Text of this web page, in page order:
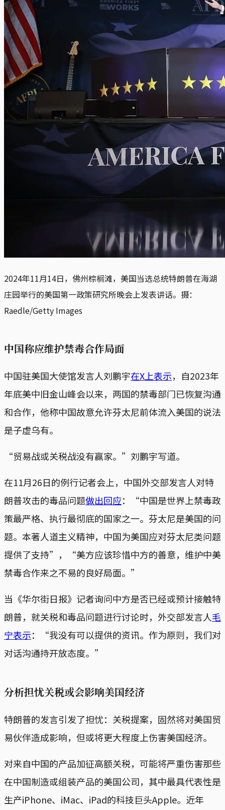
2024年11月14日，佛州棕榈滩，美国当选总统特朗普在海湖
庄园举行的美国第一政策研究所晚会上发表讲话。摄：
Raedle/Getty Images
中国称应维护禁毒合作局面
中国驻美国大使馆发言人刘鹏宇在X上表示，自2023年
年底美中旧金山峰会以来，两国的禁毒部门已恢复沟通
和合作，他称中国故意允许芬太尼前体流入美国的说法
是子虚乌有。
“贸易战或关税战没有赢家。”刘鹏宇写道。
在11月26日的例行记者会上，中国外交部发言人对特
朗普攻击的毒品问题做出回应：“中国是世界上禁毒政
策最严格、执行最彻底的国家之一。芬太尼是美国的问
题。本著人道主义精神，中国为美国应对芬太尼类问题
提供了支持”，“美方应该珍惜中方的善意，维护中美
禁毒合作来之不易的良好局面。”
当《华尔街日报》记者询问中方是否已经或预计接触特
朗普，就关税和毒品问题进行讨论时，外交部发言人毛
宁表示：“我没有可以提供的资讯。作为原则，我们对
对话沟通持开放态度。”
分析担忧关税或会影响美国经济
特朗普的发言引发了担忧：关税提案，固然将对美国贸
易伙伴造成影响，但或将更大程度上伤害美国经济。
对来自中国的产品加征高额关税，可能将严重伤害那些
在中国制造或组装产品的美国公司，其中最具代表性是
生产iPhone、iMac、iPad的科技巨头Apple。近年